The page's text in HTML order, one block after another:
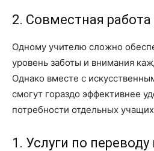
2. Совместная
Одному учителю сложно
уровень заботы и внимания
Однако вместе с
смогут гораздо эффективнее
потребности отдельных
1. Услуги по